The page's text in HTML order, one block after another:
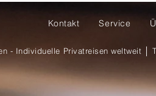
Kontakt Service
- Individuelle Privatreisen weltweit │